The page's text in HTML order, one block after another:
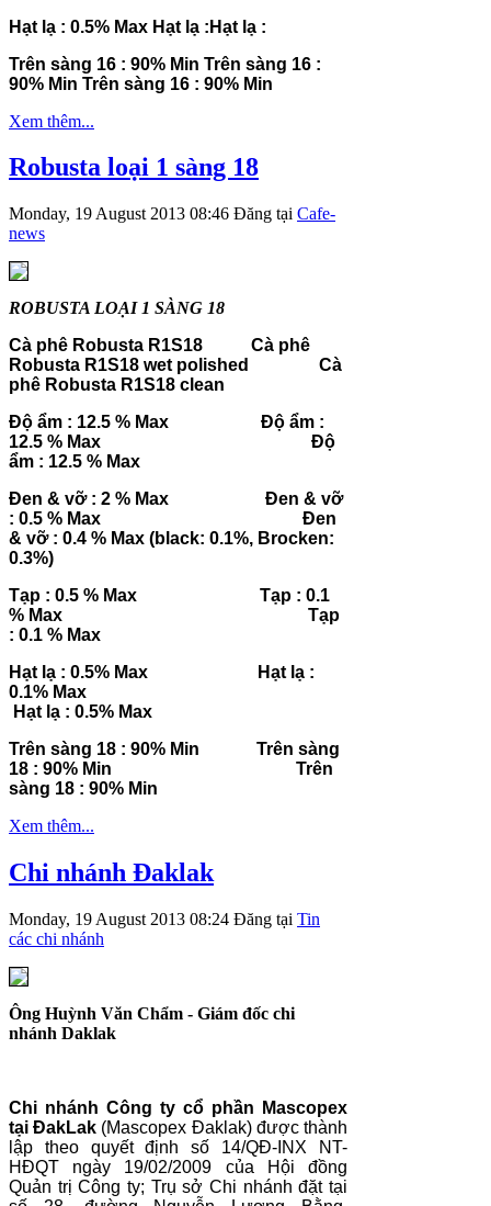
Hạt lạ : 0.5% Max Hạt lạ : Hạt lạ :
Trên sàng 16 : 90% Min Trên sàng 16 :
90% Min Trên sàng 16 : 90% Min
Xem thêm...
Robusta loại 1 sàng 18
Monday, 19 August 2013 08:46 Đăng tại Cafe-
news
ROBUSTA LOẠI 1 SÀNG 18
Cà phê Robusta R1S18
Cà phê
Robusta R1S18 wet polished Cà
phê Robusta R1S18 clean
Độ ẩm : 12.5 % Max Độ ẩm :
12.5 % Max Độ
ẩm : 12.5 % Max
Đen & vỡ : 2 % Max Đen & vỡ
: 0.5 % Max Đen
& vỡ : 0.4 % Max (black: 0.1%, Brocken:
0.3%)
Tạp : 0.5 % Max Tạp : 0.1
% Max Tạp
: 0.1 % Max
Hạt lạ : 0.5% Max
Hạt lạ :
0.1% Max
Hạt lạ : 0.5% Max
Trên sàng 18 : 90% Min Trên sàng
18 : 90% Min Trên
sàng 18 : 90% Min
Xem thêm...
Chi nhánh Đaklak
Monday, 19 August 2013 08:24 Đăng tại Tin
các chi nhánh
Ông Huỳnh Văn Chẩm - Giám đốc chi
nhánh Daklak
Chi nhánh Công ty cổ phần Mascopex
tại ĐakLak (Mascopex Đaklak) được thành
lập theo quyết định số 14/QĐ-INX NT-
HĐQT ngày 19/02/2009 của Hội đồng
Quản trị Công ty; Trụ sở Chi nhánh đặt tại